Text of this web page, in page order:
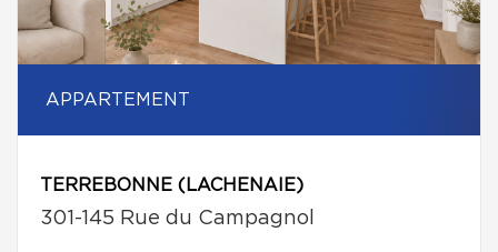
APPARTEMENT
TERREBONNE (LACHENAIE)
301-145 Rue du Campagnol